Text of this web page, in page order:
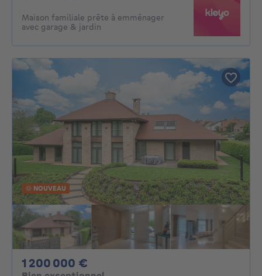
Maison familiale prête à emménager
avec garage & jardin
NOUVEAU
1 200 000 €